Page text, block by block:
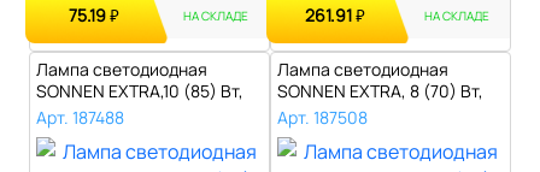
75.19₽ НА СКЛАДЕ 261.91₽ НА СКЛАДЕ
Лампа светодиодная
SONNEN EXTRA,10 (85) Вт,
E14, шар, н..
Арт. 187488
Лампа светодиодная
SONNEN EXTRA, 8 (70) Вт,
GX53, табле..
Арт. 187508